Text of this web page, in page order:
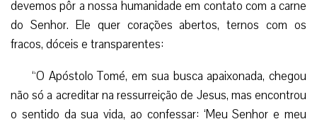
devemos pôr a nossa humanidade em contato com a carne
do Senhor. Ele quer corações abertos, ternos com os
fracos, dóceis e transparentes:
“O Apóstolo Tomé, em sua busca apaixonada, chegou
não só a acreditar na ressurreição de Jesus, mas encontrou
o sentido da sua vida, ao confessar: ‘Meu Senhor e meu